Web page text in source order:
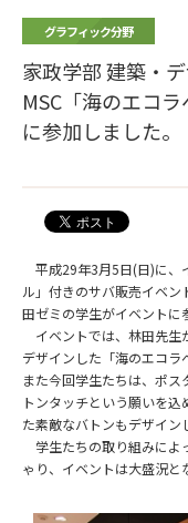
グラフィック分野
家政学部 建築・
MSC「海のエコ
に参加しました。
平成29年3月5日(日)に、
ル」付きのサバ販売イベ
田ゼミの学生がイベントに
イベントでは、林田先生
デザインした「海のエコラ
また今回学生たちは、ポ
トンタッチという願いを
た素敵なバトンもデザイン
学生たちの取り組みによ
ゃり、イベントは大盛況と